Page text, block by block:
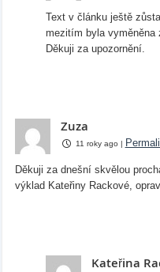
Text v článku ještě
mezitím byla vyměněna
Děkuji za upozornění.
Zuza
11 roky ago |
Děkuji za dnešní skvělou
výklad Kateřiny Rackové,
Kateřina